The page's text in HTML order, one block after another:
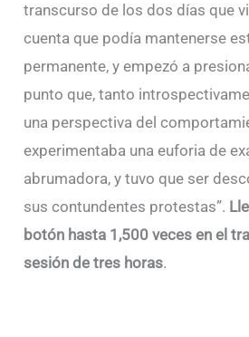
transcurso de los dos días que
cuenta que podía mantenerse
permanente, y empezó a
punto que, tanto
una perspectiva del
experimentaba una euforia de
abrumadora, y tuvo que ser
sus contundentes protestas”.
botón hasta 1,500 veces en el
sesión de tres horas.